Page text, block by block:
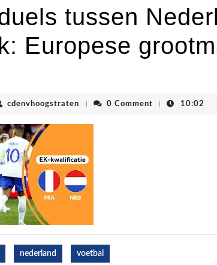
tussen
Europese
cdenvhoogstraten cdenvhoogstraten
0 Comment 10:02
nederland voetbal